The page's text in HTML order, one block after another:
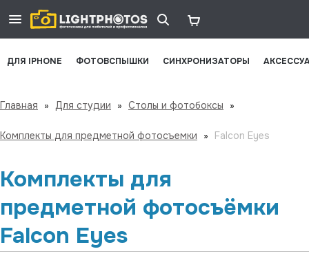
ДЛЯ IPHONE ФОТОВСПЫШКИ СИНХРОНИЗАТОРЫ
Главная » Для студии » Столы и фотобоксы »
Комплекты для предметной фотосъемки » Falcon Eyes
Комплекты для
предметной фотосъёмки
Falcon Eyes